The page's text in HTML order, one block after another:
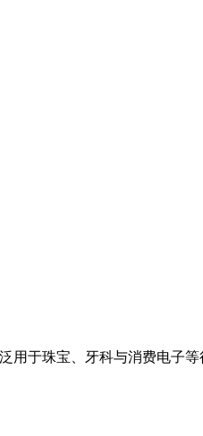
用于珠宝、牙科与消费电子等